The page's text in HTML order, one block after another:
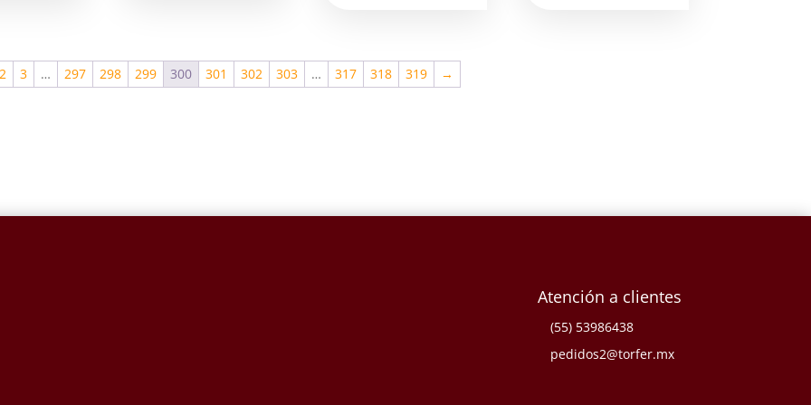
2 3 … 297 298 299 300 301 302 303 … 317 318 319 →
Atención a clientes
(55) 53986438
pedidos2@torfer.mx